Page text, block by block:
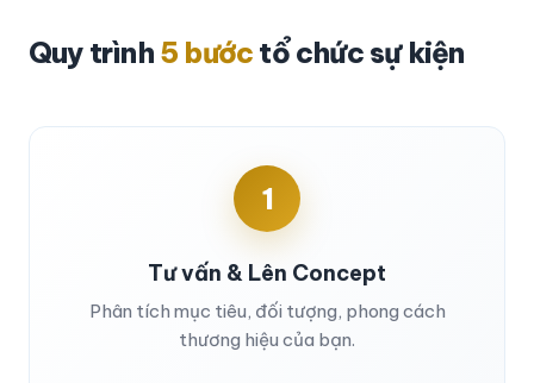
Quy trình 5 bước tổ chức sự kiện
1
Tư vấn & Lên Concept
Phân tích mục tiêu, đối tượng, phong cách
thương hiệu của bạn.